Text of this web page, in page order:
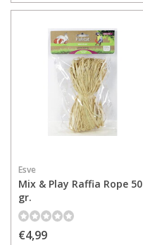
Esve
Mix & Play Raffia Rope 50
gr.
€4,99